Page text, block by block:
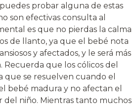
probar alguna de estas
son efectivas consulta al
es que no pierdas la calma
de llanto, ya que el bebé nota
y afectados, y le será más
Recuerda que los cólicos del
que se resuelven cuando el
bebé madura y no afectan el
del niño. Mientras tanto muchos